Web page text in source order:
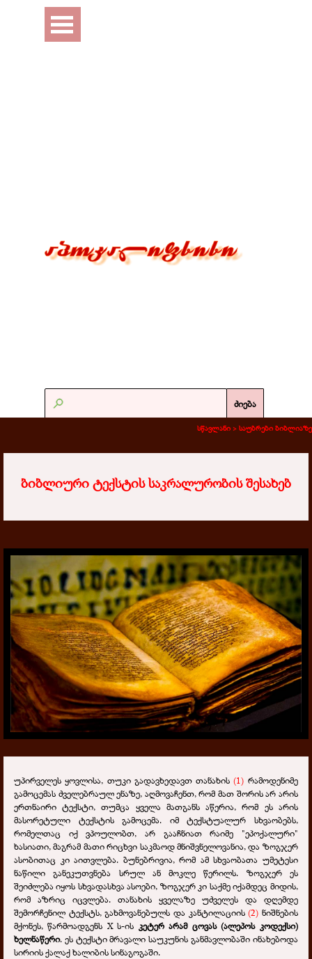
Перейти к контенту
Пропустить меню
ძიება
სწავლანი > საუბრები ბიბლიაზე
ბიბლიური ტექსტის საკრალურობის შესახებ
უპირველეს ყოვლისა, თუკი გადავხედავთ თანახის(1) რამოდენიმე
გამოცემას ძველებრაულ ენაზე, აღმოვაჩენთ, რომ მათ შორის არ არის
ერთნაირი ტექსტი, თუმცა ყველა მათგანს აწერია, რომ ეს არის
მასორეტული ტექსტის გამოცემა. იმ ტექსტუალურ სხვაობებს,
რომელთაც იქ ვპოულობთ, არ გააჩნიათ რაიმე "ეპოქალური"
ხასიათი, მაგრამ მათი რიცხვი საკმაოდ მნიშვნელოვანია, და ზოგჯერ
ასობითაც კი აითვლება. ბუნებრივია, რომ ამ სხვაობათა უმეტესი
ნაწილი განეკუთვნება სრულ ან მოკლე წერილს. ზოგჯერ ეს
შეიძლება იყოს სხვადასხვა ასოები, ზოგჯერ კი საქმე იქამდეც მიდის,
რომ აზრიც იცვლება. თანახის ყველაზე უძველეს და დღემდე
შემორჩენილ ტექსტს, გახმოვანებულს და კანტილაციის(2) ნიშნების
მქონეს, წარმოადგენს X ს-ის კეტერ არამ ცოვას (ალეპოს კოდექსი)
ხელნაწერი. ეს ტექსტი მრავალი საუკუნის განმავლობაში ინახებოდა
სირიის ქალაქ ხალიბის სინაგოგაში.